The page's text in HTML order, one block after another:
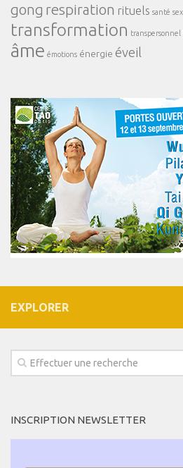
gong respiration rituels santé
transformation transpersonnel
âme émotions énergie éveil
EXPLORER
INSCRIPTION NEWSLETTER